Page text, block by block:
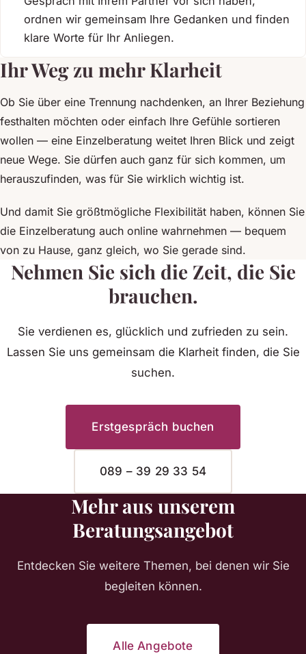
ordnen wir gemeinsam Ihre Gedanken und finden
klare Worte für Ihr Anliegen.
Ihr Weg zu mehr Klarheit
Ob Sie über eine Trennung nachdenken, an Ihrer Beziehung
festhalten möchten oder einfach Ihre Gefühle sortieren
wollen — eine Einzelberatung weitet Ihren Blick und zeigt
neue Wege. Sie dürfen auch ganz für sich kommen, um
herauszufinden, was für Sie wirklich wichtig ist.
Und damit Sie größtmögliche Flexibilität haben, können Sie
die Einzelberatung auch online wahrnehmen — bequem
von zu Hause, ganz gleich, wo Sie gerade sind.
Nehmen Sie sich die Zeit, die Sie
brauchen.
Sie verdienen es, glücklich und zufrieden zu sein.
Lassen Sie uns gemeinsam die Klarheit finden, die Sie
suchen.
Erstgespräch buchen
089 – 39 29 33 54
Mehr aus unserem
Beratungsangebot
Entdecken Sie weitere Themen, bei denen wir Sie
begleiten können.
Alle Angebote